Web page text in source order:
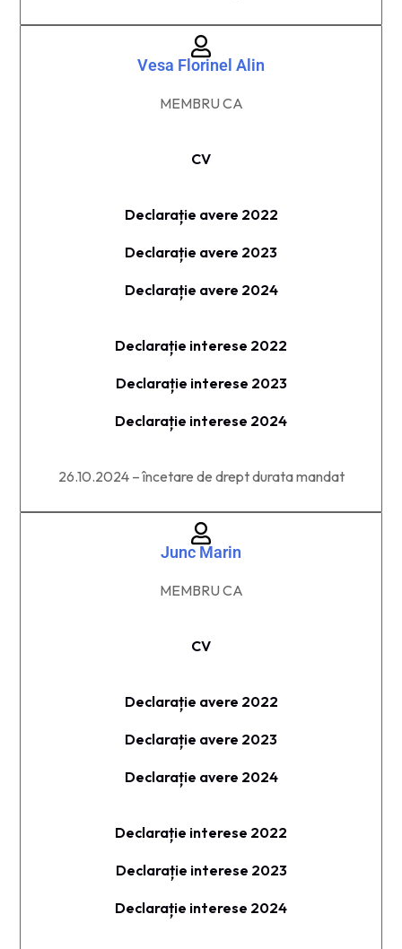
Vesa Florinel Alin
MEMBRU CA​
CV
Declarație avere 2022
Declarație avere 2023
Declarație avere 2024
Declarație interese 2022
Declarație interese 2023
Declarație interese 2024
26.10.2024 – încetare de drept durata mandat
Junc Marin
MEMBRU CA​
CV
Declarație avere 2022
Declarație avere 2023
Declarație avere 2024
Declarație interese 2022
Declarație interese 2023
Declarație interese 2024